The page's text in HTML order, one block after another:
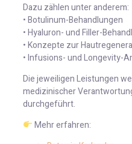
Dazu zählen unter anderem:
• Botulinum-Behandlungen
• Hyaluron- und Filler-
• Konzepte zur
• Infusions- und Longevity-
Die jeweiligen Leistungen
medizinischer
durchgeführt.
Mehr erfahren: